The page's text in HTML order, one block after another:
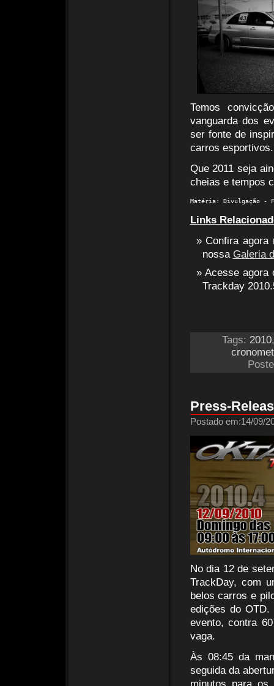
Temos
vanguarda dos
ser fonte de
carros esportivos.
Que 2011 seja
cheias e tempos
Matéria: Divulgação -
Links
Confira agora
nossa Galeria
Acesse agora
Trackday
Tags: 2010
Press-
Postado em:14/09/
No dia 12 de
TrackDay, com
belos carros e
edições do
evento, contra
vaga.
Às 08:45 da
seguida da